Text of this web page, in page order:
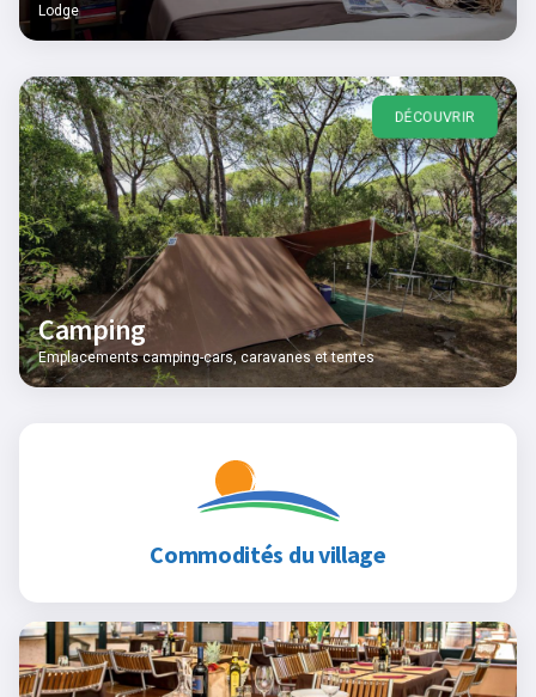
Lodge
DÉCOUVRIR
Camping
Emplacements camping-cars, caravanes et tentes
Commodités du village